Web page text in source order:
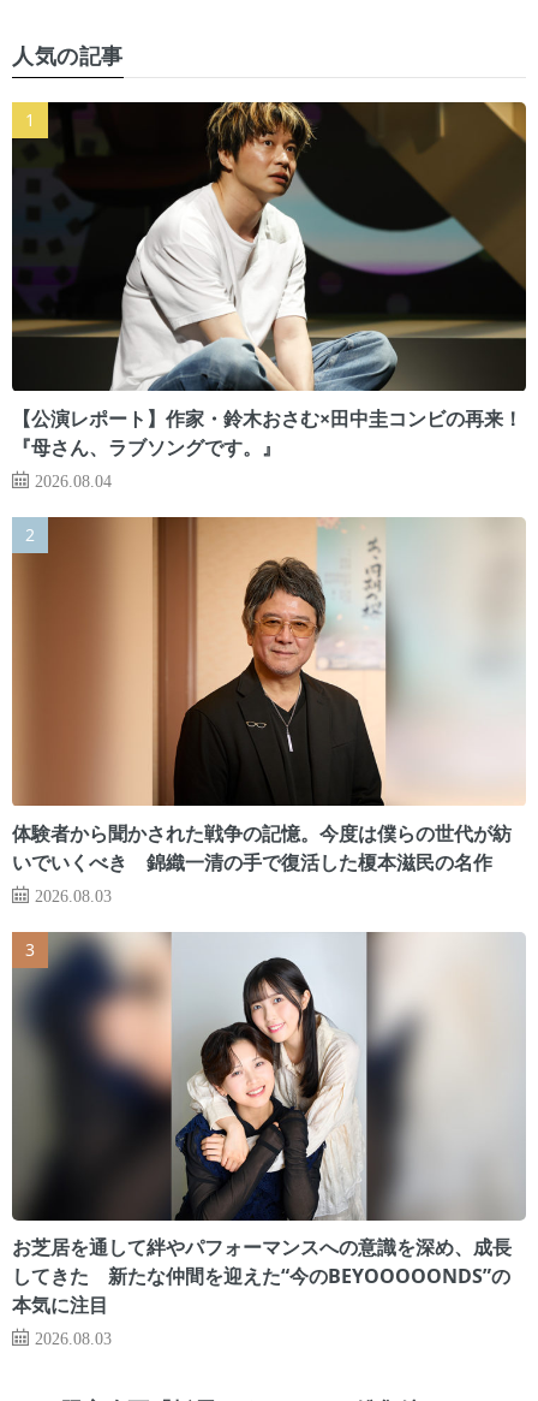
人気の記事
【公演レポート】作家・鈴木おさむ×田中圭コンビの再来！
『母さん、ラブソングです。』
2026.08.04
体験者から聞かされた戦争の記憶。今度は僕らの世代が紡
いでいくべき 錦織一清の手で復活した榎本滋民の名作
2026.08.03
お芝居を通して絆やパフォーマンスへの意識を深め、成長
してきた 新たな仲間を迎えた“今のBEYOOOOONDS”の
本気に注目
2026.08.03